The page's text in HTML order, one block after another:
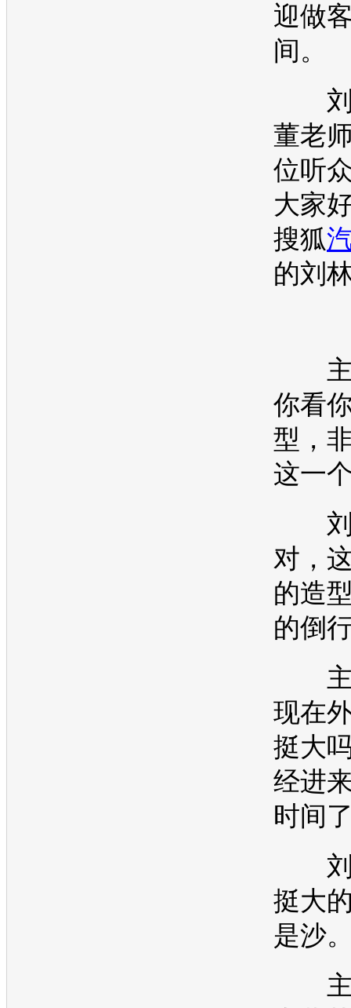
迎做
间。
刘
董老
位听
大家
搜狐
的刘
主
你看
型，
这一
刘
对，
的造
的倒
主
现在
挺大
经进
时间
刘
挺大
是沙
主